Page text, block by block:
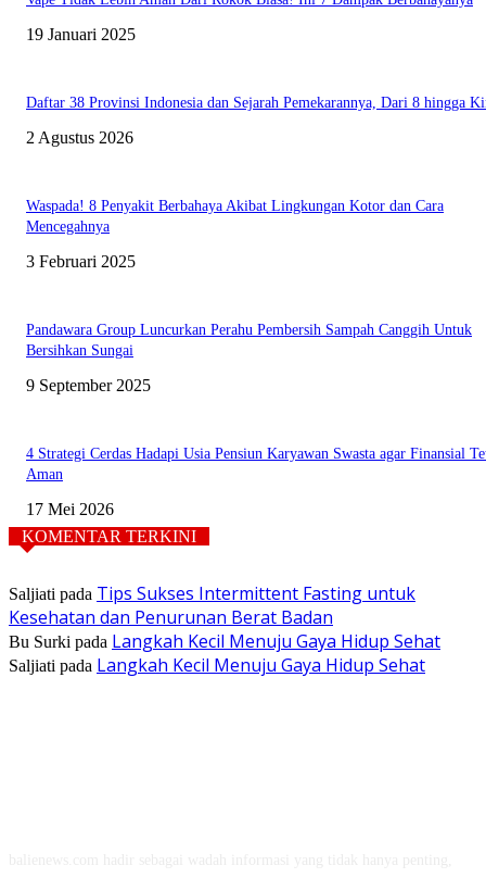
19 Januari 2025
Daftar 38 Provinsi Indonesia dan Sejarah Pemekarannya, Dari 8 hingga
2 Agustus 2026
Waspada! 8 Penyakit Berbahaya Akibat Lingkungan Kotor dan Cara
Mencegahnya
3 Februari 2025
Pandawara Group Luncurkan Perahu Pembersih Sampah Canggih Untuk
Bersihkan Sungai
9 September 2025
4 Strategi Cerdas Hadapi Usia Pensiun Karyawan Swasta agar Finansial
Aman
17 Mei 2026
KOMENTAR TERKINI
Saljiati pada Tips Sukses Intermittent Fasting untuk
Kesehatan dan Penurunan Berat Badan
Bu Surki pada Langkah Kecil Menuju Gaya Hidup Sehat
Saljiati pada Langkah Kecil Menuju Gaya Hidup Sehat